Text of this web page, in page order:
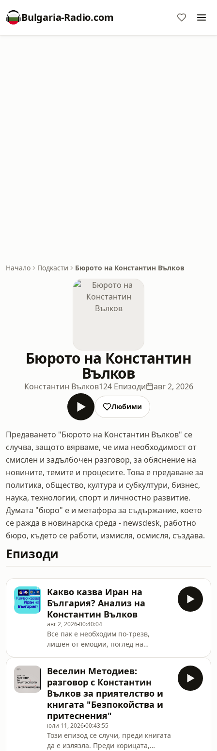
Bulgaria-Radio.com
Начало Подкасти Бюрото на Константин Вълков
Бюрото на Константин
Вълков
Константин Вълков124 Епизоди авг 2, 2026
Любими
Предаването "Бюрото на Константин Вълков" се
случва, защото вярваме, че има необходимост от
смислен и задълбочен разговор, за обяснение на
новините, темите и процесите. Това е предаване за
политика, общество, култура и субкултури, бизнес,
наука, технологии, спорт и личностно развитие.
Думата "бюро" е и метафора за съдържание, което
се ражда в новинарска среда - newsdesk, работно
бюро, където се работи, измисля, осмисля, създава.
Епизоди
Какво казва Иран на
България? Анализ на
Константин Вълков
авг 2, 202600:40:04
Все пак е необходим по-трезв,
лишен от емоции, поглед на
България и Иран. Анализ на
цялостната обстановка, а не
излишни &quot;дума по дума&quot;
интерпретации на официални
позиции на разговора от Facebook
страници или сайтове на
министерства. Те са предназначени
за определена публика и не
Веселин Методиев:
разговор с Константин
Вълков за приятелство и
книгата "Безпокойства и
притеснения"
юли 11, 202600:43:55
Този епизод се случи, преди книгата
да е излязла. Преди корицата,